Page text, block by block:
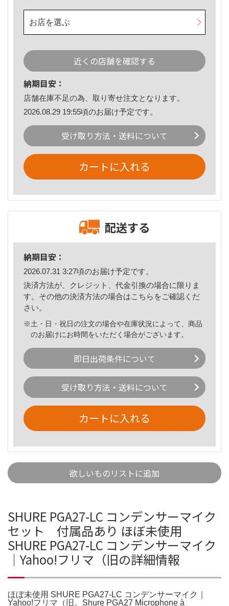
お店を選ぶ
近くの店舗を確認する
納期目安：
店舗在庫不足の為、取り寄せ注文となります。
2026.08.29 19:55頃のお届け予定です。
受け取り方法・送料について
カートに入れる
配送する
納期目安：
2026.07.31 3:27頃のお届け予定です。
決済方法が、クレジット、代金引換の場合に限りま
す。その他の決済方法の場合はこちら をご確認くだ
さい。
※土・日・祝日の注文の場合や在庫状況によって、商品
のお届けにお時間をいただく場合がございます。
即日出荷条件について
受け取り方法・送料について
カートに入れる
欲しいものリストに追加
SHURE PGA27-LC コンデンサーマイク
セット 付属品あり ほぼ未使用
SHURE PGA27-LC コンデンサーマイク
｜Yahoo!フリマ（旧の詳細情報
ほぼ未使用 SHURE PGA27-LC コンデンサーマイク｜
Yahoo!フリマ（旧。Shure PGA27 Microphone à